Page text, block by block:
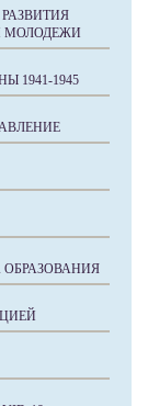
МОЛОДЕЖИ
1941-1945